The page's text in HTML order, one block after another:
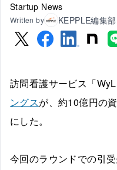
Startup News
Written by KEPPLE編集部
訪問看護サービス「
ングスが、約10億円の
にした。
今回のラウンドでの引